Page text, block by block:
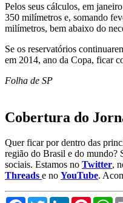
Pelos seus cálculos, em
350 milímetros e, somando
milímetros, bem abaixo do
Se os reservatórios
em 2014, ano da Copa, ficar
Folha de SP
Cobertura do
Quer ficar por dentro das
região do Brasil e do mundo?
sociais. Estamos no Twitter,
Threads e no YouTube.